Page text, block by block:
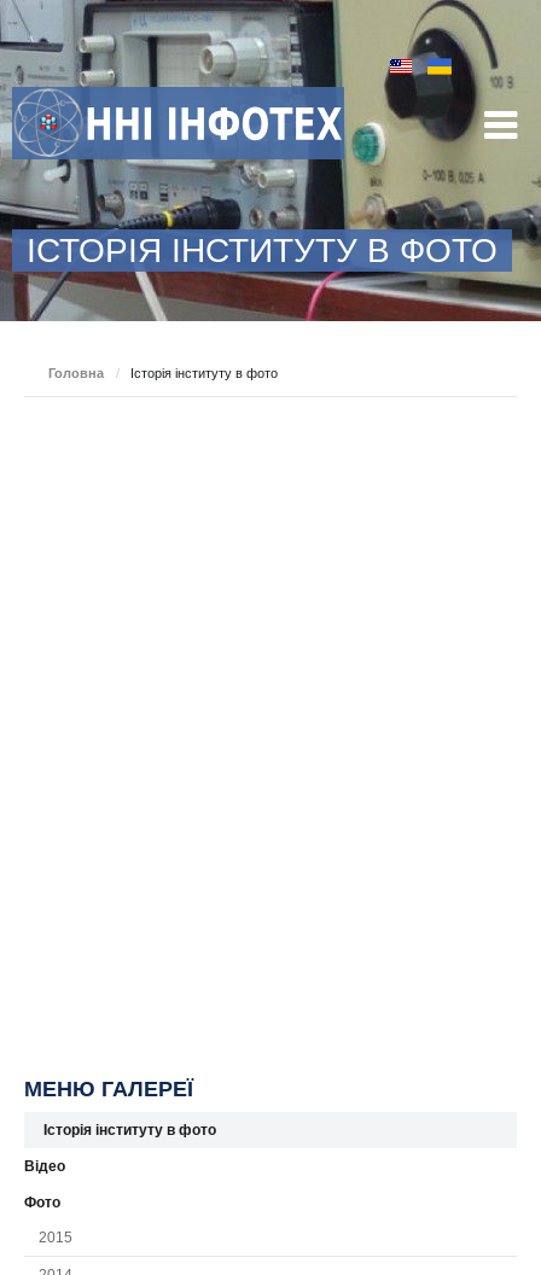
ІСТОРІЯ ІНСТИТУТУ В ФОТО
Головна / Історія інституту в фото
МЕНЮ ГАЛЕРЕЇ
Історія інституту в фото
Відео
Фото
2015